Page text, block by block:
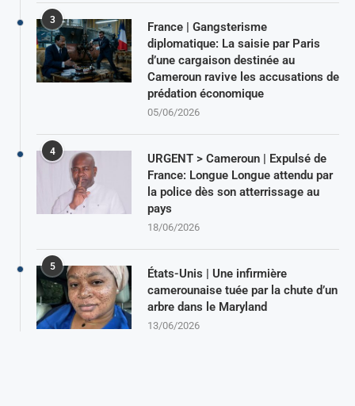
3
France | Gangsterisme
diplomatique: La saisie par Paris
d’une cargaison destinée au
Cameroun ravive les accusations de
prédation économique
05/06/2026
4
URGENT > Cameroun | Expulsé de
France: Longue Longue attendu par
la police dès son atterrissage au
pays
18/06/2026
5
États-Unis | Une infirmière
camerounaise tuée par la chute d’un
arbre dans le Maryland
13/06/2026